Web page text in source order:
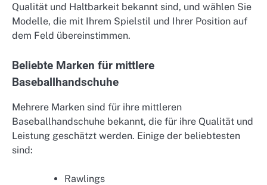
Qualität und Haltbarkeit bekannt sind, und wählen Sie
Modelle, die mit Ihrem Spielstil und Ihrer Position auf
dem Feld übereinstimmen.
Beliebte Marken für mittlere
Baseballhandschuhe
Mehrere Marken sind für ihre mittleren
Baseballhandschuhe bekannt, die für ihre Qualität und
Leistung geschätzt werden. Einige der beliebtesten
sind:
Rawlings